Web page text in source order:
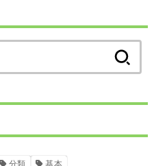
索:
分類
基本